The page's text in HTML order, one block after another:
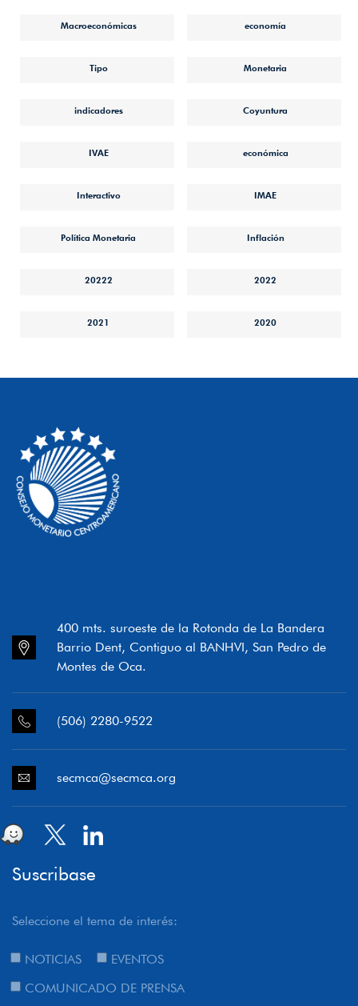
Macroeconómicas economía
Tipo Monetaria
indicadores Coyuntura
IVAE económica
Interactivo IMAE
Política Monetaria Inflación
20222 2022
2021 2020
400 mts. suroeste de la Rotonda de La Bandera
Barrio Dent, Contiguo al BANHVI, San Pedro de
Montes de Oca.
(506) 2280-9522
secmca@secmca.org
Suscribase
Seleccione el tema de interés:
NOTICIAS
EVENTOS
COMUNICADO DE PRENSA